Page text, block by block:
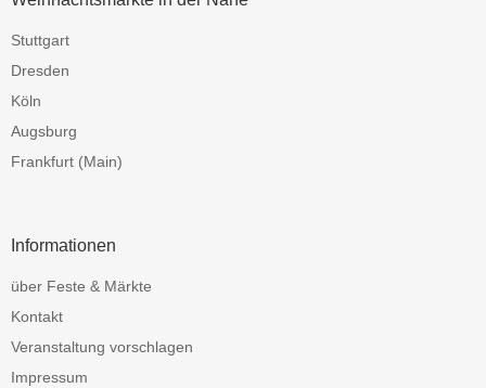
Stuttgart
Dresden
Köln
Augsburg
Frankfurt (Main)
Informationen
über Feste & Märkte
Kontakt
Veranstaltung vorschlagen
Impressum